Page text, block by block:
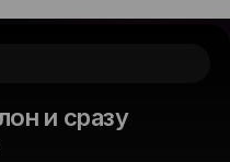
и сразу